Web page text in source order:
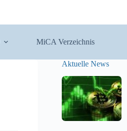
MiCA Verzeichnis
Aktuelle News